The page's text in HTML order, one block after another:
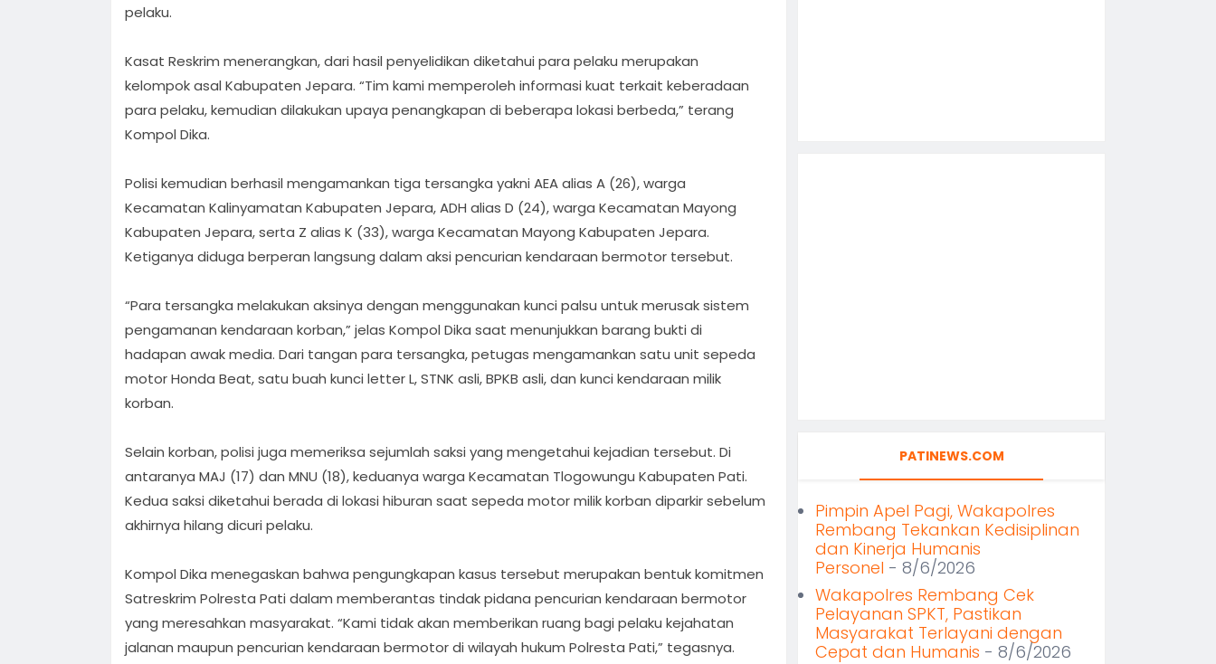
pelaku.
Kasat Reskrim menerangkan, dari hasil penyelidikan diketahui para pelaku merupakan
kelompok asal Kabupaten Jepara. “Tim kami memperoleh informasi kuat terkait keberadaan
para pelaku, kemudian dilakukan upaya penangkapan di beberapa lokasi berbeda,” terang
Kompol Dika.
Polisi kemudian berhasil mengamankan tiga tersangka yakni AEA alias A (26), warga
Kecamatan Kalinyamatan Kabupaten Jepara, ADH alias D (24), warga Kecamatan Mayong
Kabupaten Jepara, serta Z alias K (33), warga Kecamatan Mayong Kabupaten Jepara.
Ketiganya diduga berperan langsung dalam aksi pencurian kendaraan bermotor tersebut.
“Para tersangka melakukan aksinya dengan menggunakan kunci palsu untuk merusak sistem
pengamanan kendaraan korban,” jelas Kompol Dika saat menunjukkan barang bukti di
hadapan awak media. Dari tangan para tersangka, petugas mengamankan satu unit sepeda
motor Honda Beat, satu buah kunci letter L, STNK asli, BPKB asli, dan kunci kendaraan milik
korban.
Selain korban, polisi juga memeriksa sejumlah saksi yang mengetahui kejadian tersebut. Di
antaranya MAJ (17) dan MNU (18), keduanya warga Kecamatan Tlogowungu Kabupaten Pati.
Kedua saksi diketahui berada di lokasi hiburan saat sepeda motor milik korban diparkir sebelum
akhirnya hilang dicuri pelaku.
Kompol Dika menegaskan bahwa pengungkapan kasus tersebut merupakan bentuk komitmen
Satreskrim Polresta Pati dalam memberantas tindak pidana pencurian kendaraan bermotor
yang meresahkan masyarakat. “Kami tidak akan memberikan ruang bagi pelaku kejahatan
jalanan maupun pencurian kendaraan bermotor di wilayah hukum Polresta Pati,” tegasnya.
PATINEWS.COM
Pimpin Apel Pagi, Wakapolres
Rembang Tekankan Kedisiplinan
dan Kinerja Humanis
Personel - 8/6/2026
Wakapolres Rembang Cek
Pelayanan SPKT, Pastikan
Masyarakat Terlayani dengan
Cepat dan Humanis - 8/6/2026